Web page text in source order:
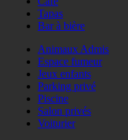
Tapas
Bar à bière
Animaux Admis
Espace fumeur
Jeux enfants
Parking privé
Piscine
Salon privés
Voiturier